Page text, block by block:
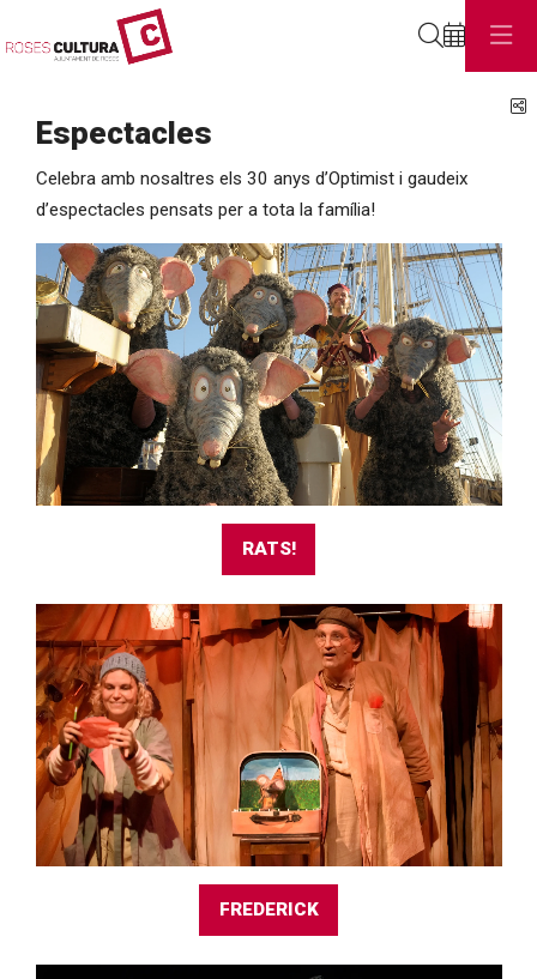
Espectacles
Celebra amb nosaltres els 30 anys d’Optimist i gaudeix
d’espectacles pensats per a tota la família!
RATS!
FREDERICK